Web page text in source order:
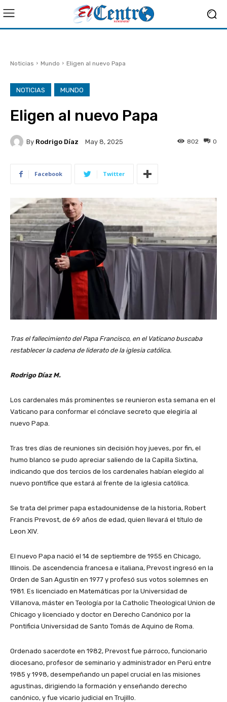
Noticias Mundo Eligen al nuevo Papa
NOTICIAS MUNDO
Eligen al nuevo Papa
By Rodrigo Díaz May 8, 2025 0
802
Facebook Twitter
Tras el fallecimiento del Papa Francisco, en el Vaticano buscaba
restablecer la cadena de liderato de la iglesia católica.
Rodrigo Díaz M.
Los cardenales más prominentes se reunieron esta semana en el
Vaticano para conformar el cónclave secreto que elegiría al
nuevo Papa.
Tras tres días de reuniones sin decisión hoy jueves, por fin, el
humo blanco se pudo apreciar saliendo de la Capilla Sixtina,
indicando que dos tercios de los cardenales habían elegido al
nuevo pontífice que estará al frente de la iglesia católica.
Se trata del primer papa estadounidense de la historia, Robert
Francis Prevost, de 69 años de edad, quien llevará el título de
Leon XIV.
El nuevo Papa nació el 14 de septiembre de 1955 en Chicago,
Illinois. De ascendencia francesa e italiana, Prevost ingresó en la
Orden de San Agustín en 1977 y profesó sus votos solemnes en
1981. Es licenciado en Matemáticas por la Universidad de
Villanova, máster en Teología por la Catholic Theological Union de
Chicago y licenciado y doctor en Derecho Canónico por la
Pontificia Universidad de Santo Tomás de Aquino de Roma.
Ordenado sacerdote en 1982, Prevost fue párroco, funcionario
diocesano, profesor de seminario y administrador en Perú entre
1985 y 1998, desempeñando un papel crucial en las misiones
agustinas, dirigiendo la formación y enseñando derecho
canónico, y fue vicario judicial en Trujillo.